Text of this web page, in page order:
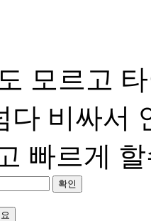
모르고
다 비싸서
빠르게
확인